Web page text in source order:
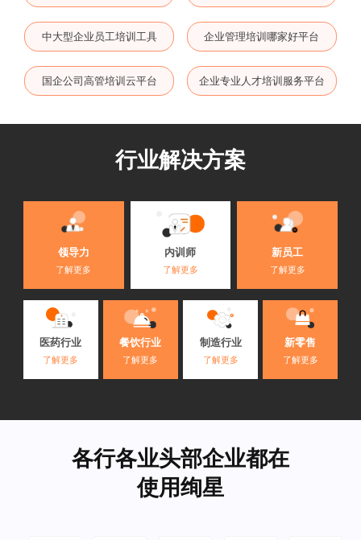
中大型企业员工培训工具 企业管理培训哪家好平台
国企公司高管培训云平台 企业专业人才培训服务平台
行业解决方案
领导力
了解更多
内训师
了解更多
新员工
了解更多
医药行业
了解更多
餐饮行业
了解更多
制造行业
了解更多
新零售
了解更多
各行各业头部企业都在
使用绚星